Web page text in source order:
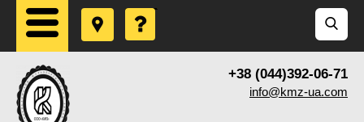
+38 (044)392-06-71
info@kmz-ua.com